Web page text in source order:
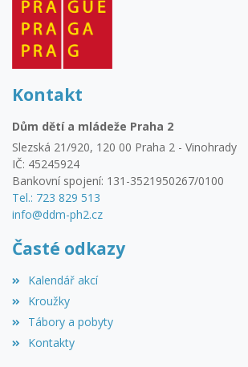
Kontakt
Dům dětí a mládeže Praha 2
Slezská 21/920, 120 00 Praha 2 - Vinohrady
IČ: 45245924
Bankovní spojení: 131-3521950267/0100
Tel.: 723 829 513
info@ddm-ph2.cz
Časté odkazy
Kalendář akcí
Kroužky
Tábory a pobyty
Kontakty